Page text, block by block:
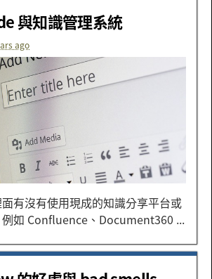
與知識管理系統
ago
有沒有使用現成的知識分享平台或
如 Confluence、Document360 ...